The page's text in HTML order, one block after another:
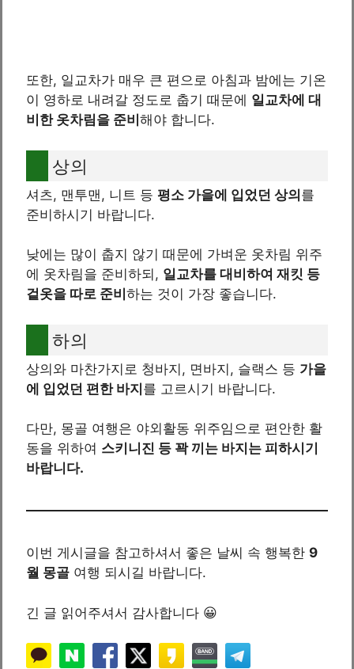
또한, 일교차가 매우 큰 편으로 아침과 밤에는 기온
이 영하로 내려갈 정도로 춥기 때문에 일교차에 대
비한 옷차림을 준비 해야 합니다.
상의
셔츠, 맨투맨, 니트 등 평소 가을에 입었던 상의를
준비하시기 바랍니다.
낮에는 많이 춥지 않기 때문에 가벼운 옷차림 위주
에 옷차림을 준비하되, 일교차를 대비하여 재킷 등
겉옷을 따로 준비 하는 것이 가장 좋습니다.
하의
상의와 마찬가지로 청바지, 면바지, 슬랙스 등 가을
에 입었던 편한 바지를 고르시기 바랍니다.
다만, 몽골 여행은 야외활동 위주임으로 편안한 활
동을 위하여 스키니진 등 꽉 끼는 바지는 피하시기
바랍니다.
이번 게시글을 참고하셔서 좋은 날씨 속 행복한 9
월 몽골 여행 되시길 바랍니다.
긴 글 읽어주셔서 감사합니다 😀